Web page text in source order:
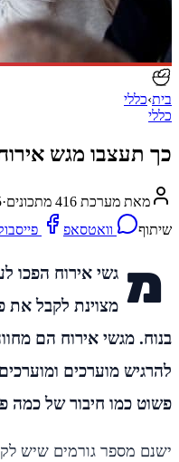
בית›כללי
כללי
כך תעצבו מגש
מאת מערכת 416 מתכונים ·
שיתוף
וואטסאפ
מ גשי אירוח הפכו
מצוינת לקבל את
בנוח. מגשי אירוח הם
להרגיש מוערכים
פשוט כמו חיבור של כמה
ישנם מספר גורמים שיש